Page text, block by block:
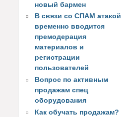
новый бармен
В связи со СПАМ атакой
временно вводится
премодерация
материалов и
регистрации
пользователей
Вопрос по активным
продажам спец
оборудования
Как обучать продажам?